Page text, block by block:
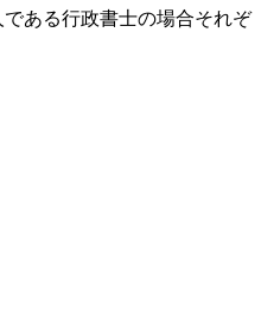
ある行政書士の場合それぞ